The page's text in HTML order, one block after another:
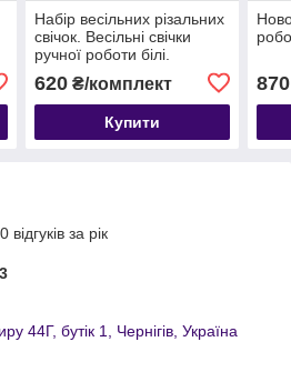
Набір весільних різальних
свічок. Весільні свічки
ручної роботи білі.
620₴/комплект
Купити
870
за рік
44Г, бутік 1, Чернігів, Україна